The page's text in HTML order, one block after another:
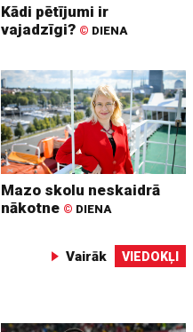
Kādi pētījumi ir
vajadzīgi? © DIENA
Mazo skolu neskaidrā
nākotne © DIENA
Vairāk VIEDOKĻI